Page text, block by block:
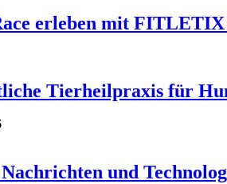
erleben mit
Tierheilpraxis für
und